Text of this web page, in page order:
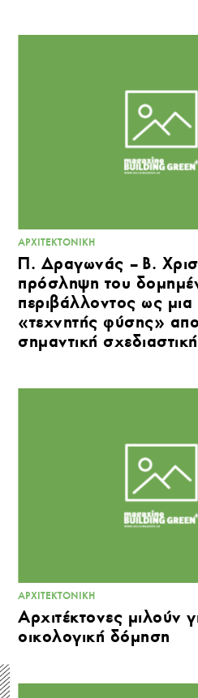
ΑΡΧΙΤΕΚΤΟΝΙΚΉ
Π. Δραγωνάς – Β.
πρόσληψη του
περιβάλλοντος ως
«τεχνητής φύσης»
σημαντική
ΑΡΧΙΤΕΚΤΟΝΙΚΉ
Αρχιτέκτονες μιλούν
οικολογική δόμηση